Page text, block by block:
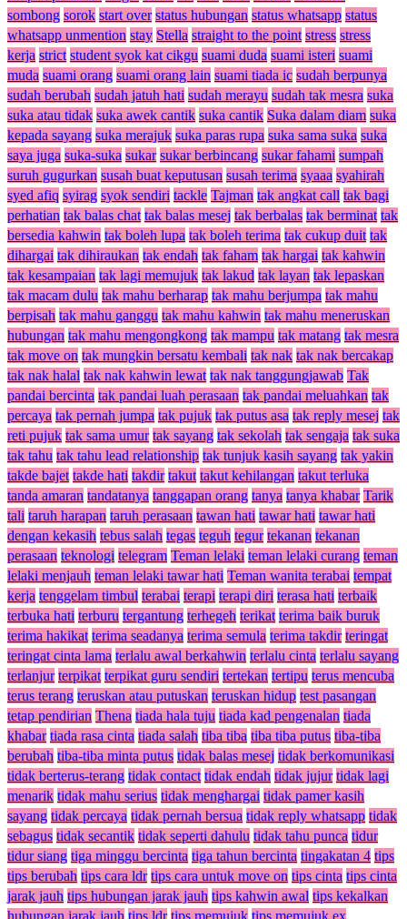
sombong sorok start over status hubungan status whatsapp status
whatsapp unmention stay Stella straight to the point stress stress
kerja strict student syok kat cikgu suami duda suami isteri suami
muda suami orang suami orang lain suami tiada ic sudah berpunya
sudah berubah sudah jatuh hati sudah merayu sudah tak mesra suka
suka atau tidak suka awek cantik suka cantik Suka dalam diam suka
kepada sayang suka merajuk suka paras rupa suka sama suka suka
saya juga suka-suka sukar sukar berbincang sukar fahami sumpah
suruh gugurkan susah buat keputusan susah terima syaaa syahirah
syed afiq syirag syok sendiri tackle Tajman tak angkat call tak bagi
perhatian tak balas chat tak balas mesej tak berbalas tak berminat tak
bersedia kahwin tak boleh lupa tak boleh terima tak cukup duit tak
dihargai tak dihiraukan tak endah tak faham tak hargai tak kahwin
tak kesampaian tak lagi memujuk tak lakud tak layan tak lepaskan
tak macam dulu tak mahu berharap tak mahu berjumpa tak mahu
berpisah tak mahu ganggu tak mahu kahwin tak mahu meneruskan
hubungan tak mahu mengongkong tak mampu tak matang tak mesra
tak move on tak mungkin bersatu kembali tak nak tak nak bercakap
tak nak halal tak nak kahwin lewat tak nak tanggungjawab Tak
pandai bercinta tak pandai luah perasaan tak pandai meluahkan tak
percaya tak pernah jumpa tak pujuk tak putus asa tak reply mesej tak
reti pujuk tak sama umur tak sayang tak sekolah tak sengaja tak suka
tak tahu tak tahu lead relationship tak tunjuk kasih sayang tak yakin
takde bajet takde hati takdir takut takut kehilangan takut terluka
tanda amaran tandatanya tanggapan orang tanya tanya khabar Tarik
tali taruh harapan taruh perasaan tawan hati tawar hati tawar hati
dengan kekasih tebus salah tegas teguh tegur tekanan tekanan
perasaan teknologi telegram Teman lelaki teman lelaki curang teman
lelaki menjauh teman lelaki tawar hati Teman wanita terabai tempat
kerja tenggelam timbul terabai terapi terapi diri terasa hati terbaik
terbuka hati terburu tergantung terhegeh terikat terima baik buruk
terima hakikat terima seadanya terima semula terima takdir teringat
teringat cinta lama terlalu awal berkahwin terlalu cinta terlalu sayang
terlanjur terpikat terpikat guru sendiri tertekan tertipu terus mencuba
terus terang teruskan atau putuskan teruskan hidup test pasangan
tetap pendirian Thena tiada hala tuju tiada kad pengenalan tiada
khabar tiada rasa cinta tiada salah tiba tiba tiba tiba putus tiba-tiba
berubah tiba-tiba minta putus tidak balas mesej tidak berkomunikasi
tidak berterus-terang tidak contact tidak endah tidak jujur tidak lagi
menarik tidak mahu serius tidak menghargai tidak pamer kasih
sayang tidak percaya tidak pernah bersua tidak reply whatsapp tidak
sebagus tidak secantik tidak seperti dahulu tidak tahu punca tidur
tidur siang tiga minggu bercinta tiga tahun bercinta tingakatan 4 tips
tips berubah tips cara ldr tips cara untuk move on tips cinta tips cinta
jarak jauh tips hubungan jarak jauh tips kahwin awal tips kekalkan
hubungan jarak jauh tips ldr tips memujuk tips memujuk ex